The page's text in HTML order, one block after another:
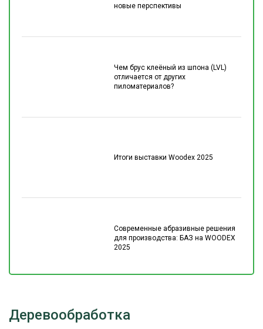
новые перспективы
Чем брус клеёный из шпона (LVL)
отличается от других
пиломатериалов?
Итоги выставки Woodex 2025
Современные абразивные решения
для производства: БАЗ на WOODEX
2025
Деревообработка